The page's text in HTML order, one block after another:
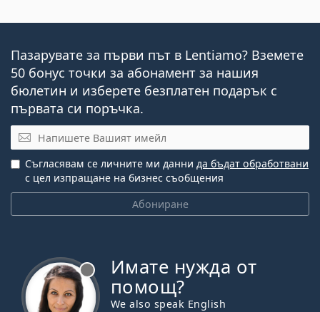
Пазарувате за първи път в Lentiamo? Вземете
50 бонус точки за абонамент за нашия
бюлетин и изберете безплатен подарък с
първата си поръчка.
Имейл
Абониране
Съгласявам се личните ми данни да бъдат обработвани
с цел изпращане на бизнес съобщения
Имате нужда от
помощ?
We also speak English